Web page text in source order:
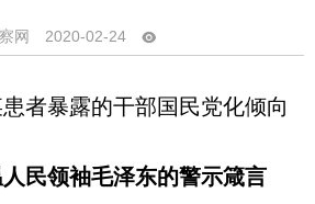
网 2020-02-24
者暴露的干部国民党化倾向
民领袖毛泽东的警示箴言